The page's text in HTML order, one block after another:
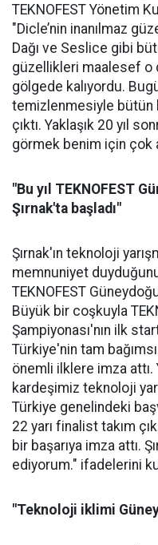
TEKNOFEST Yönetim
"Dicle’nin inanılmaz
Dağı ve Seslice gibi
güzellikleri maalesef o
gölgede kalıyordu.
temizlenmesiyle bütün
çıktı. Yaklaşık 20 yıl
görmek benim için çok
"Bu yıl TEKNOFEST
Şırnak'ta başladı"
Şırnak'ın teknoloji
memnuniyet
TEKNOFEST
Büyük bir coşkuyla
Şampiyonası'nın ilk
Türkiye'nin tam
önemli ilklere imza attı.
kardeşimiz teknoloji
Türkiye genelindeki
22 yarı finalist takım
bir başarıya imza attı.
ediyorum." ifadelerini
"Teknoloji iklimi